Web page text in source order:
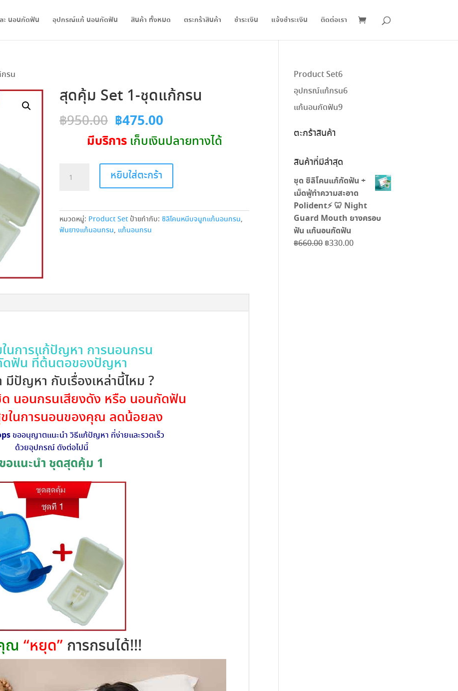
นอนกัดฟัน อุปกรณ์แก้ นอนกัดฟัน สินค้า ทั้งหมด ตระกร้าสินค้า ชำระเงิน แจ้งชำระเงิน ติดต่อเรา
รน
สุดคุ้ม Set 1-ชุดแก้กรน
฿950.00 Original
price
was:
฿950.00.
฿475.00
price
is:
฿475.00.
มีบริการ เก็บเงินปลายทางได้
1-
ชุด
หยิบใส่ตะกร้า
หมวดหมู่: Product Set ป้ายกำกับ:ซิลิโคนหนีบจมูกแก้นอนกรน,
ฟันยางแก้นอนกรน, แก้นอนกรน
นการแก้ปัญหา การนอนกรน
ดฟัน ที่ต้นตอของปัญหา
ปัญหา กับเรื่องเหล่านี้ไหม ?
นอนกรนเสียงดัง หรือ นอนกัดฟัน
ขในการนอนของคุณ ลดน้อยลง
ขออนุญาตแนะนำ วิธีแก้ปัญหา ที่ง่ายและรวดเร็ว
ด้วยอุปกรณ์ ดังต่อไปนี้
ขอแนะนำ ชุดสุดคุ้ม 1
ณ “หยุด” การกรนได้!!!
Product Set66
สินค้า
อุปกรณ์แก้กรน66
แก้นอนกัดฟัน99
ตะกร้าสินค้า
สินค้าที่มีล่าสุด
ชุด ซิลิโคนแก้กัดฟัน +
เม็ดฟู่ทำความสะอาด
Polident⚡️ 🦷 Night
Guard Mouth ยางครอบ
ฟัน แก้นอนกัดฟัน
฿660.00 Original
฿330.00Current